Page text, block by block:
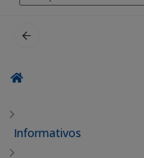
por:
Informativos